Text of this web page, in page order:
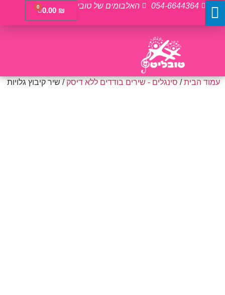
054-6644364 האלבומים של טובי
0.00 ₪
0
עמוד הבית/סינגלים - שירים בודדים ללא דיסק/ שיר קיבוץ גלויות